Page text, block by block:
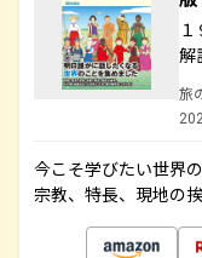
解
旅
今こそ学びたい世界
宗教、特長、現地の